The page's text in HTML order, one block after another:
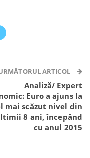
ARTICOL
Analiză/ Expert
Euro a ajuns la
mai scăzut nivel din
8 ani, începând
cu anul 2015